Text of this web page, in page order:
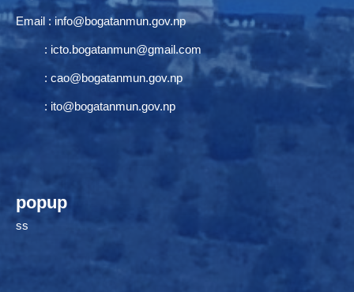
Email : info@bogatanmun.gov.np
: icto.bogatanmun@gmail.com
: cao@bogatanmun.gov.np
: ito@bogatanmun.gov.np
popup
ss